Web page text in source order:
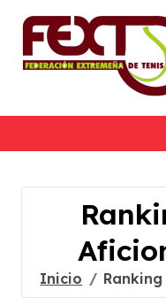
content
Inicio